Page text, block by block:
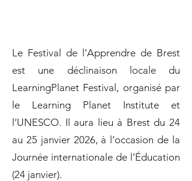
Le Festival de l’Apprendre de Brest
est une déclinaison locale du
LearningPlanet Festival, organisé par
le Learning Planet Institute et
l’UNESCO. Il aura lieu à Brest du 24
au 25 janvier 2026, à l’occasion de la
Journée internationale de l’Éducation
(24 janvier).